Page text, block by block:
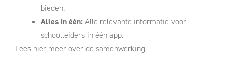
bieden.
Alles in één: Alle relevante informatie voor
schoolleiders in één app.
Lees hier meer over de samenwerking.